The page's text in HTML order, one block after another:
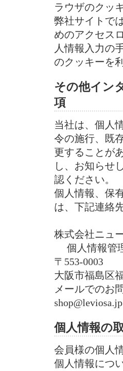
ラウザのクッ
弊社サイトで
めのアクセス
人情報入力の
のクッキーを
その他イン
項
当社は、個人
令の施行、既
更することが
し、お知らせ
認ください。
個人情報、保
は、下記連絡
株式会社ニュ
個人情報管
〒553-0003
大阪市福島区
メールでのお
shop@leviosa.jp
個人情報の
会員様の個人
個人情報につ